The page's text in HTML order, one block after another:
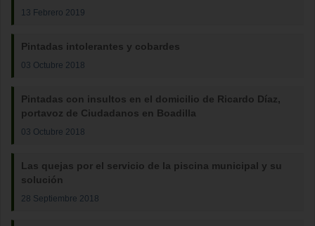
13 Febrero 2019
Pintadas intolerantes y cobardes
03 Octubre 2018
Pintadas con insultos en el domicilio de Ricardo Díaz,
portavoz de Ciudadanos en Boadilla
03 Octubre 2018
Las quejas por el servicio de la piscina municipal y su
solución
28 Septiembre 2018